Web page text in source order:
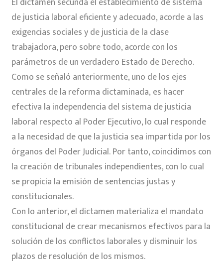
de justicia laboral eficiente y adecuado, acorde a las
exigencias sociales y de justicia de la clase
trabajadora, pero sobre todo, acorde con los
parámetros de un verdadero Estado de Derecho.
Como se señaló anteriormente, uno de los ejes
centrales de la reforma dictaminada, es hacer
efectiva la independencia del sistema de justicia
laboral respecto al Poder Ejecutivo, lo cual responde
a la necesidad de que la justicia sea impartida por los
órganos del Poder Judicial. Por tanto, coincidimos con
la creación de tribunales independientes, con lo cual
se propicia la emisión de sentencias justas y
constitucionales.
Con lo anterior, el dictamen materializa el mandato
constitucional de crear mecanismos efectivos para la
solución de los conflictos laborales y disminuir los
plazos de resolución de los mismos.